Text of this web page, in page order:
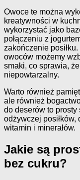
Owoce te można
kreatywności w
wykorzystać jako
połączeniu z
zakończenie
owoców możemy
smaki, co sprawia,
niepowtarzalny.
Warto również
ale również
do deserów to
odżywczej
witamin i minerałów.
Jakie są
bez cukru?